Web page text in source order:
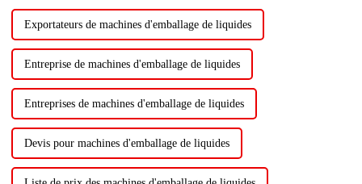
Exportateurs de machines d'emballage de liquides
Entreprise de machines d'emballage de liquides
Entreprises de machines d'emballage de liquides
Devis pour machines d'emballage de liquides